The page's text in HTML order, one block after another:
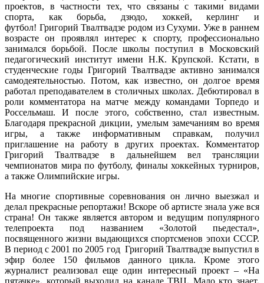
проектов, в частности тех, что связаны с такими видами
спорта, как борьба, дзюдо, хоккей, керлинг и
футбол! Григорий Твалтвадзе родом из Сухуми. Уже в раннем
возрасте он проявлял интерес к спорту, профессионально
занимался борьбой. После школы поступил в Московский
педагогический институт имени Н.К. Крупской. Кстати, в
студенческие годы Григорий Твалтвадзе активно занимался
самодеятельностью. Потом, как известно, он долгое время
работал преподавателем в столичных школах. Дебютировал в
роли комментатора на матче между командами Торпедо и
Россельмаш. И после этого, собственно, стал известным.
Благодаря прекрасной дикции, умелым замечаниям во время
игры, а также информативным справкам, получил
приглашение на работу в других проектах. Комментатор
Григорий Твалтвадзе в дальнейшем вел трансляции
чемпионатов мира по футболу, финалы хоккейных турниров,
а также Олимпийские игры.
На многие спортивные соревнования он лично выезжал и
делал прекрасные репортажи! Вскоре об артисте знала уже вся
страна! Он также является автором и ведущим популярного
телепроекта под названием «Золотой пьедестал»,
посвященного жизни выдающихся спортсменов эпохи СССР.
В период с 2001 по 2005 год Григорий Твалтвадзе выпустил в
эфир более 150 фильмов данного цикла. Кроме этого
журналист реализовал еще один интересный проект – «На
пятачке», который выходил на канале ТВЦ. Мало кто знает,